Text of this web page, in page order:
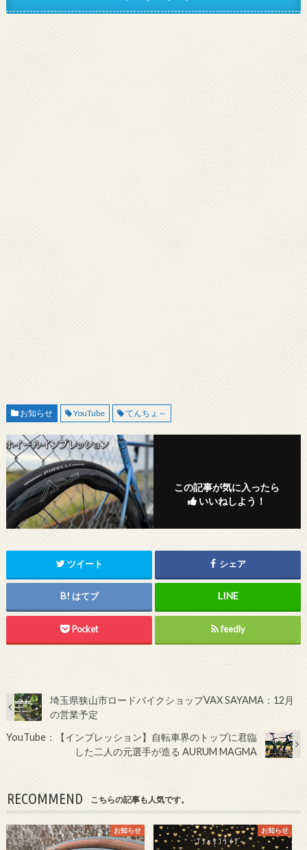
お知らせ YouTube てんちょ～
この記事が気に入ったら
いいねしよう！
ツイート シェア
はてブ
Pocket feedly
埼玉県狭山市ロードバイクショップVAX SAYAMA：12月
の営業予定
YouTube：【インプレッション】自転車界のトップに君臨
した二人の元選手が造る AURUM MAGMA
RECOMMEND こちらの記事も人気です。
お知らせ お知らせ